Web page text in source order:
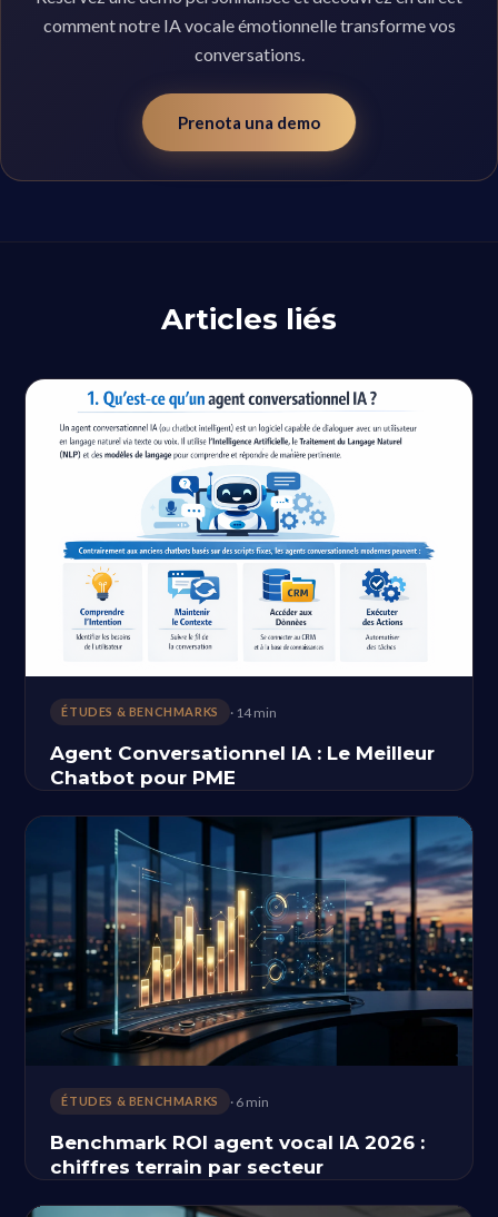
comment notre IA vocale émotionnelle transforme vos
conversations.
Prenota una demo
Articles liés
ÉTUDES & BENCHMARKS · 14 min
Agent Conversationnel IA : Le Meilleur
Chatbot pour PME
ÉTUDES & BENCHMARKS · 6 min
Benchmark ROI agent vocal IA 2026 :
chiffres terrain par secteur